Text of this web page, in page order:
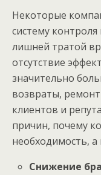
Некоторые
систему контроля
лишней тратой
отсутствие
значительно
возвраты,
клиентов и
причин, почему
необходимость,
Снижение